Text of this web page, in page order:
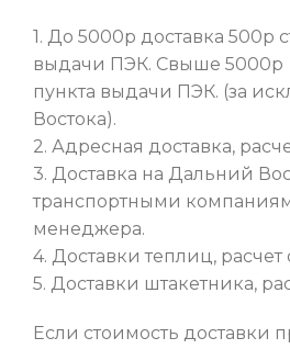
1. До 5000р доставка 500р
выдачи ПЭК. Свыше 5000р
пункта выдачи ПЭК. (за
Востока).
2. Адресная доставка,
3. Доставка на Дальний
транспортными
менеджера.
4. Доставки теплиц,
5. Доставки штакетника,
Если стоимость доставки